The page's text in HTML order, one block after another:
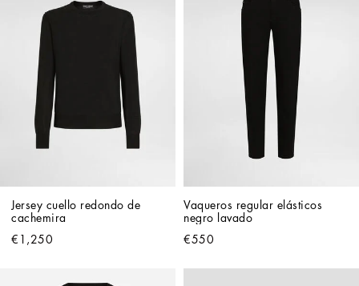
Jersey cuello redondo de
cachemira
€1,250
Vaqueros regular elásticos
negro lavado
€550